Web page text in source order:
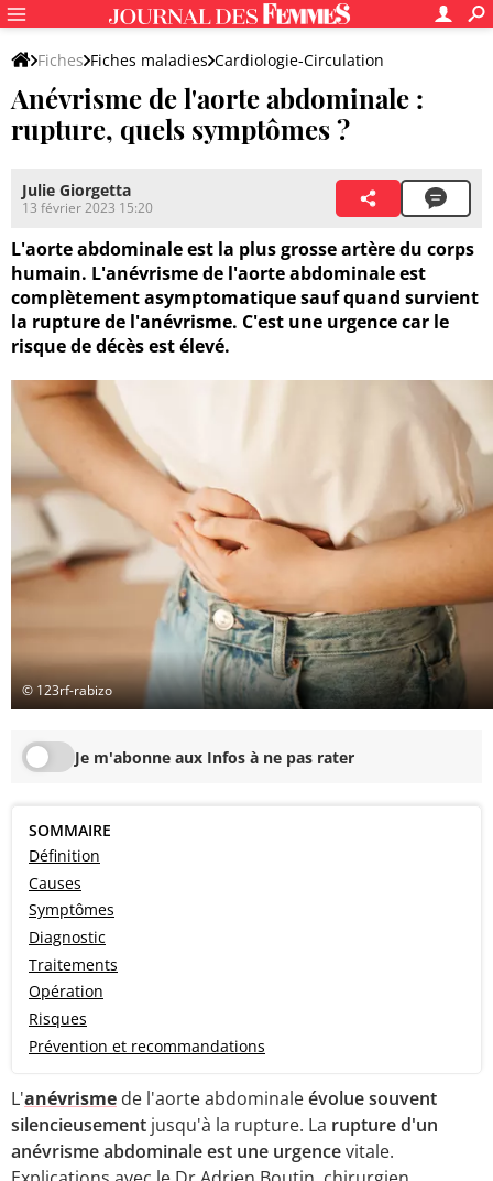
Fiches Fiches maladies Cardiologie-Circulation
Symptômes et complications
Anévrisme de l'aorte abdominale :
rupture, quels symptômes ?
Julie Giorgetta
13 février 2023 15:20
L'aorte abdominale est la plus grosse artère du corps
humain. L'anévrisme de l'aorte abdominale est
complètement asymptomatique sauf quand survient
la rupture de l'anévrisme. C'est une urgence car le
risque de décès est élevé.
© 123rf-rabizo
Je m'abonne aux Infos à ne pas rater
SOMMAIRE
Définition
Causes
Symptômes
Diagnostic
Traitements
Opération
Risques
Prévention et recommandations
L'anévrisme de l'aorte abdominaleévolue souvent
silencieusement jusqu'à la rupture. La rupture d'un
anévrisme abdominale est une urgencevitale.